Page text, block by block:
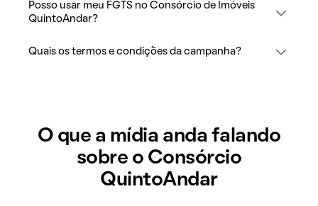
Posso usar meu FGTS no Consórcio de Imóveis
QuintoAndar?
Quais os termos e condições da campanha?
O que a mídia anda falando
sobre o Consórcio
QuintoAndar